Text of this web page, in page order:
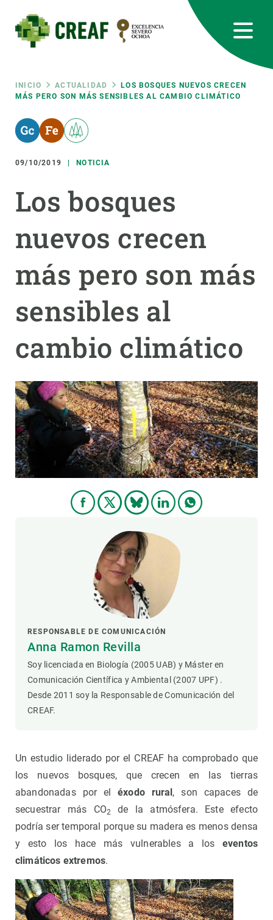
contenido
principal
Ruta
de
navegación
INICIO ACTUALIDAD
LOS BOSQUES NUEVOS CRECEN
MÁS PERO SON MÁS SENSIBLES AL CAMBIO CLIMÁTICO
09/10/2019 NOTICIA
Los bosques
nuevos crecen
más pero son más
sensibles al
cambio climático
RESPONSABLE DE COMUNICACIÓN
Anna Ramon Revilla
Soy licenciada en Biología (2005 UAB) y Máster en
Comunicación Científica y Ambiental (2007 UPF) .
Desde 2011 soy la Responsable de Comunicación del
CREAF.
Un estudio liderado por el CREAF ha comprobado que
los nuevos bosques, que crecen en las tierras
abandonadas por eléxodo rural , son capaces de
secuestrar más CO2
de la atmósfera. Este efecto
podría ser temporal porque su madera es menos densa
y esto los hace más vulnerables a los eventos
climáticos extremos.
RRSS
Featured
responsive
INTRANET
Responsive
menu
INVESTIGACIÓN
CIENCIA EN ACCIÓN
ÚNETE A NOSOTROS